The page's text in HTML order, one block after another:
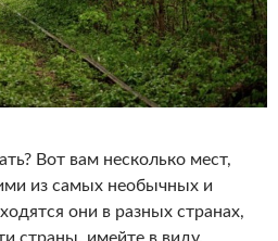
Вот вам несколько мест,
из самых необычных и
они в разных странах,